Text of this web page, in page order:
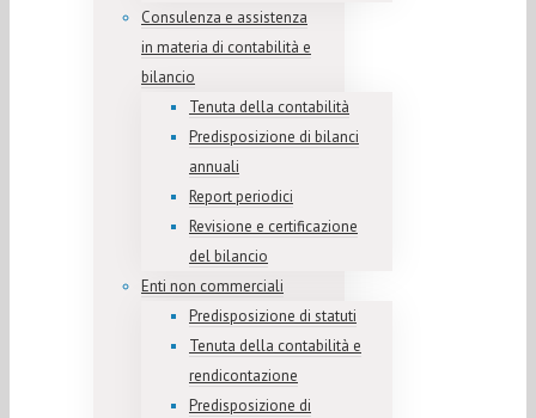
Consulenza e assistenza
in materia di contabilità e
bilancio
Tenuta della contabilità
Predisposizione di bilanci
annuali
Report periodici
Revisione e certificazione
del bilancio
Enti non commerciali
Predisposizione di statuti
Tenuta della contabilità e
rendicontazione
Predisposizione di